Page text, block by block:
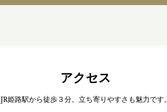
アクセス
JR姫路駅から徒歩３分。立ち寄りやすさも魅力です。